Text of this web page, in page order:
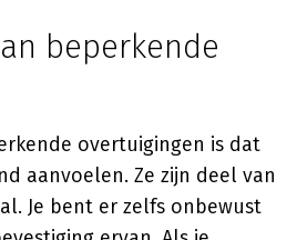
beperkende
overtuigingen is dat
aanvoelen. Ze zijn deel van
Je bent er zelfs onbewust